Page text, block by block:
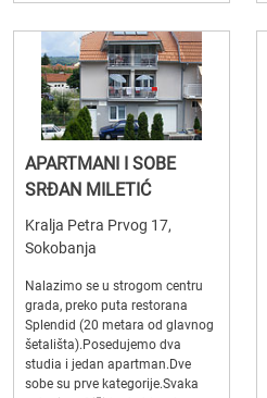
APARTMANI I SOBE
SRĐAN MILETIĆ
Kralja Petra Prvog 17,
Sokobanja
Nalazimo se u strogom centru
grada, preko puta restorana
Splendid (20 metara od glavnog
šetališta).Posedujemo dva
studia i jedan apartman.Dve
sobe su prve kategorije.Svaka